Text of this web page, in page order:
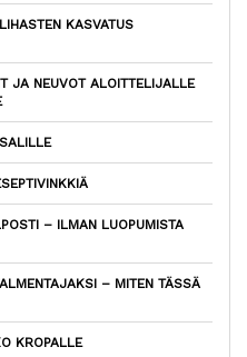
KASVATUS
JA NEUVOT ALOITTELIJALLE
– ILMAN LUOPUMISTA
– MITEN TÄSSÄ
KROPALLE